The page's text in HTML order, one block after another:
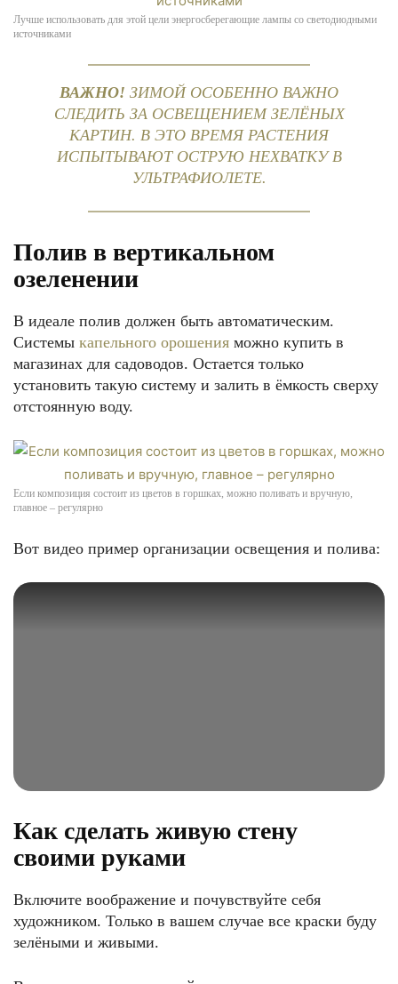
Лучше использовать для этой цели энергосберегающие лампы со светодиодными
источниками
ВАЖНО! ЗИМОЙ ОСОБЕННО ВАЖНО
СЛЕДИТЬ ЗА ОСВЕЩЕНИЕМ ЗЕЛЁНЫХ
КАРТИН. В ЭТО ВРЕМЯ РАСТЕНИЯ
ИСПЫТЫВАЮТ ОСТРУЮ НЕХВАТКУ В
УЛЬТРАФИОЛЕТЕ.
Полив в вертикальном
озеленении
В идеале полив должен быть автоматическим.
Системы капельного орошения можно купить в
магазинах для садоводов. Остается только
установить такую систему и залить в ёмкость сверху
отстоянную воду.
Если композиция состоит из цветов в горшках, можно поливать и вручную,
главное – регулярно
Вот видео пример организации освещения и полива:
Как сделать живую стену
своими руками
Включите воображение и почувствуйте себя
художником. Только в вашем случае все краски буду
зелёными и живыми.